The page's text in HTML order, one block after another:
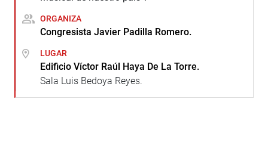
ORGANIZA
Congresista Javier Padilla Romero.
LUGAR
Edificio Víctor Raúl Haya De La Torre.
Sala Luis Bedoya Reyes.